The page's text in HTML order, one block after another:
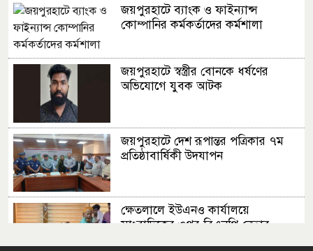
জয়পুরহাটে ব্যাংক ও ফাইন্যান্স
কোম্পানির কর্মকর্তাদের কর্মশালা
জয়পুরহাটে স্বস্ত্রীর বোনকে ধর্ষণের
অভিযোগে যুবক আটক
জয়পুরহাটে দেশ রূপান্তর পত্রিকার ৭ম
প্রতিষ্ঠাবার্ষিকী উদযাপন
ক্ষেতলালে ইউএনও কার্যালয়ে
সাংবাদিকের ওপর বিএনপি নেতার